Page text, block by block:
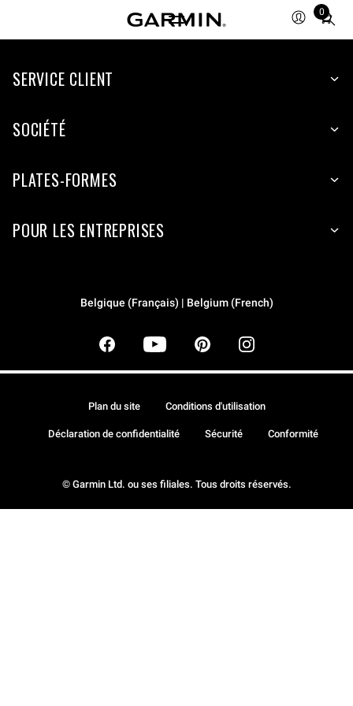
0
Total
items
cart:
SERVICE CLIENT
SOCIÉTÉ
PLATES-FORMES
POUR LES ENTREPRISES
Belgique (Français) | Belgium (French)
© Garmin Ltd. ou ses filiales. Tous droits réservés.
Plan du site Conditions d'utilisation
Déclaration de confidentialité Sécurité Conformité